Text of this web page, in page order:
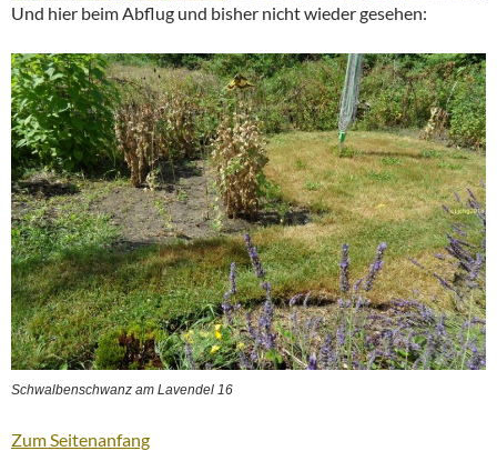
Und hier beim Abflug und bisher nicht wieder gesehen:
Schwalbenschwanz am Lavendel 16
Zum Seitenanfang